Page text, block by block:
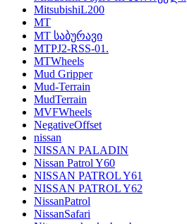
MitsubishiL200
MT
MT საბურავი
MTPJ2-RSS-01.
MTWheels
Mud Gripper
Mud-Terrain
MudTerrain
MVFWheels
NegativeOffset
nissan
NISSAN PALADIN
Nissan Patrol Y60
NISSAN PATROL Y61
NISSAN PATROL Y62
NissanPatrol
NissanSafari